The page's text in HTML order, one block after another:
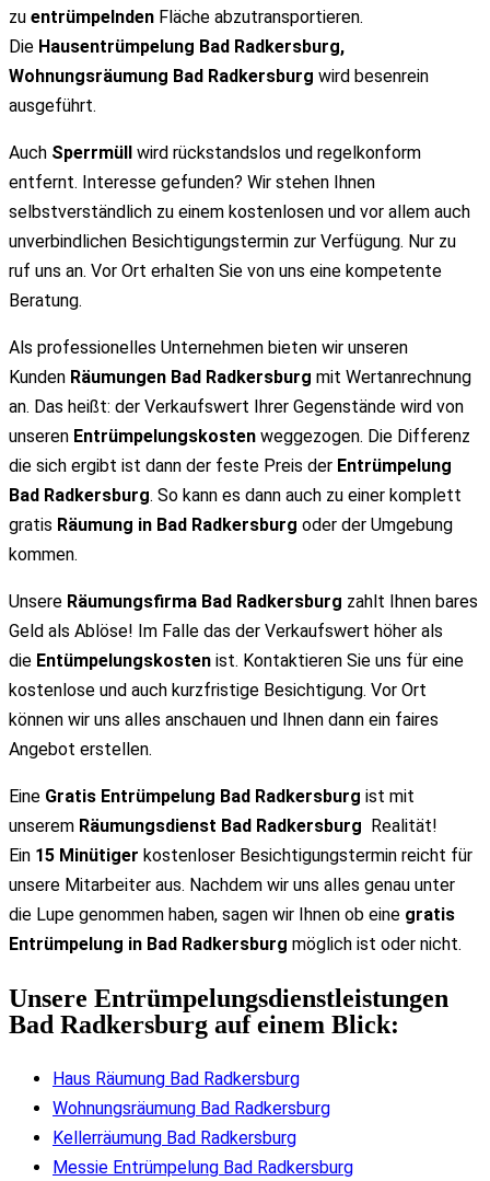
zu entrümpelnden Fläche abzutransportieren.
Die Hausentrümpelung Bad Radkersburg,
Wohnungsräumung Bad Radkersburg wird besenrein
ausgeführt.
Auch Sperrmüll
wird rückstandslos und regelkonform
entfernt. Interesse gefunden? Wir stehen Ihnen
selbstverständlich zu einem kostenlosen und vor allem auch
unverbindlichen Besichtigungstermin zur Verfügung. Nur zu
ruf uns an. Vor Ort erhalten Sie von uns eine kompetente
Beratung.
Als professionelles Unternehmen bieten wir unseren
Kunden Räumungen Bad Radkersburg mit Wertanrechnung
an. Das heißt: der Verkaufswert Ihrer Gegenstände wird von
unseren Entrümpelungskosten weggezogen. Die Differenz
die sich ergibt ist dann der feste Preis der Entrümpelung
Bad Radkersburg. So kann es dann auch zu einer komplett
gratis Räumung in Bad Radkersburg oder der Umgebung
kommen.
Unsere Räumungsfirma Bad Radkersburg zahlt Ihnen bares
Geld als Ablöse! Im Falle das der Verkaufswert höher als
die Entümpelungskosten ist. Kontaktieren Sie uns für eine
kostenlose und auch kurzfristige Besichtigung. Vor Ort
können wir uns alles anschauen und Ihnen dann ein faires
Angebot erstellen.
Eine Gratis Entrümpelung Bad Radkersburg ist mit
unserem Räumungsdienst Bad Radkersburg
Realität!
Ein 15 Minütiger kostenloser Besichtigungstermin reicht für
unsere Mitarbeiter aus. Nachdem wir uns alles genau unter
die Lupe genommen haben, sagen wir Ihnen ob eine gratis
Entrümpelung in Bad Radkersburg möglich ist oder nicht.
Unsere Entrümpelungsdienstleistungen
Bad Radkersburg auf einem Blick:
Haus Räumung Bad Radkersburg
Wohnungsräumung Bad Radkersburg
Kellerräumung Bad Radkersburg
Messie Entrümpelung Bad Radkersburg